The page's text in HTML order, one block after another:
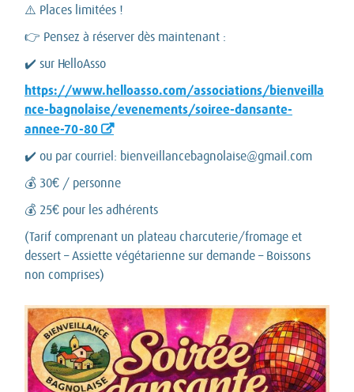
⚠️ Places limitées !
👉 Pensez à réserver dès maintenant :
✔️ sur HelloAsso
https://www.helloasso.com/associations/bienveilla
nce-bagnolaise/evenements/soiree-dansante-
annee-70-80
✔️ ou par courriel: bienveillancebagnolaise@gmail.com
💰 30€ / personne
💰 25€ pour les adhérents
(Tarif comprenant un plateau charcuterie/fromage et
dessert – Assiette végétarienne sur demande – Boissons
non comprises)